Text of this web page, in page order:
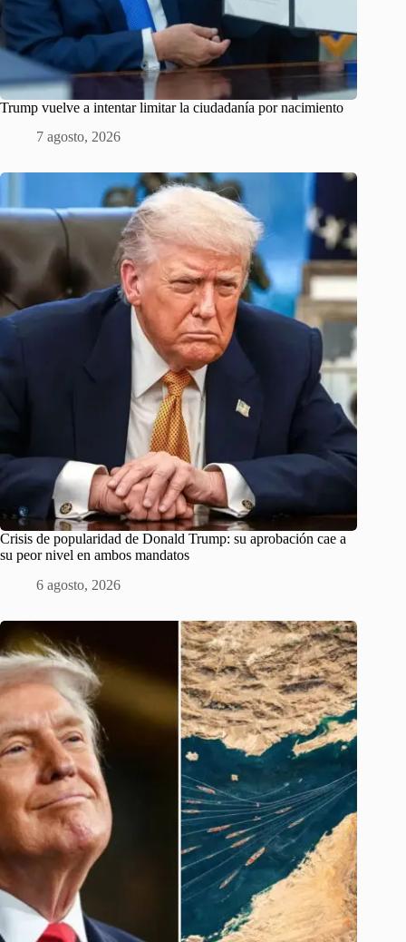
Trump vuelve a intentar limitar la ciudadanía por nacimiento
7 agosto, 2026
Crisis de popularidad de Donald Trump: su aprobación cae a
su peor nivel en ambos mandatos
6 agosto, 2026